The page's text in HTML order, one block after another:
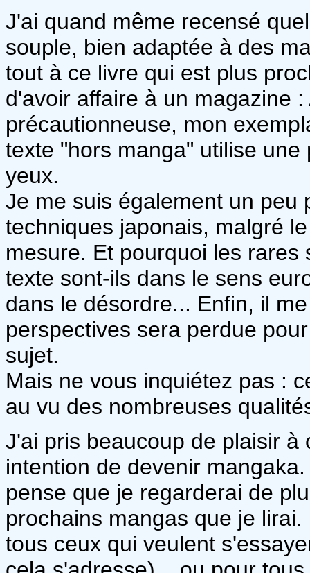
J'ai quand même recensé
souple, bien adaptée à des
tout à ce livre qui est plus
d'avoir affaire à un magazine
précautionneuse, mon
texte "hors manga" utilise
yeux.
Je me suis également un peu
techniques japonais, malgré
mesure. Et pourquoi les
texte sont-ils dans le sens
dans le désordre... Enfin, il
perspectives sera perdue
sujet.
Mais ne vous inquiétez pas :
au vu des nombreuses
J'ai pris beaucoup de plaisir
intention de devenir
pense que je regarderai de
prochains mangas que je
tous ceux qui veulent